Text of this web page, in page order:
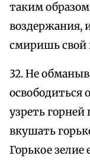
таким
воздержания,
смиришь свой
32. Не
освободиться
узреть горней
вкушать
Горькое